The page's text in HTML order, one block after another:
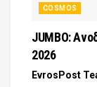
COSMOS
JUMBO:
2026
EvrosPost